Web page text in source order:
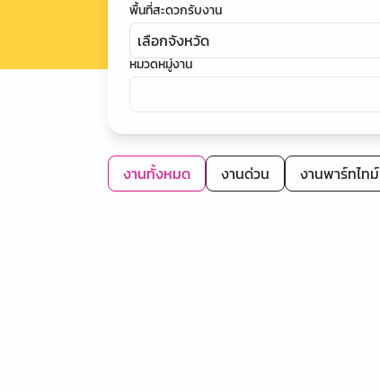
พื้นที่สะดวกรับงาน
เลือกจังหวัด
หมวดหมู่งาน
งานทั้งหมด งานด่วน งานพาร์ทไทม์